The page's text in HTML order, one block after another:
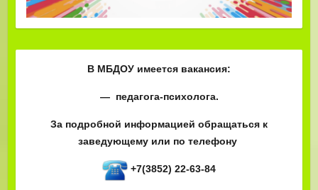
В МБДОУ имеется вакансия:
— педагога-психолога.
За подробной информацией обращаться к
заведующему или по телефону
+7(3852) 22-63-84